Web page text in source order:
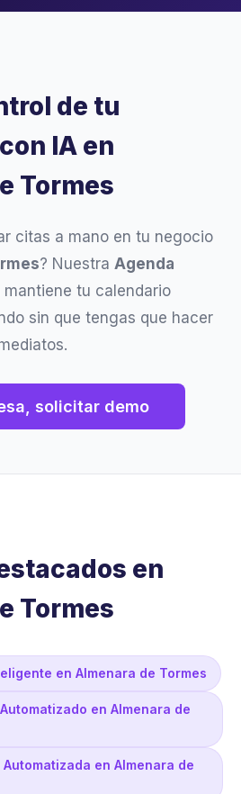
de tu
IA en
Tormes
citas a mano en tu negocio
? Nuestra Agenda
mantiene tu calendario
sin que tengas que hacer
solicitar demo
en
Tormes
en Almenara de Tormes
en Almenara de
en Almenara de